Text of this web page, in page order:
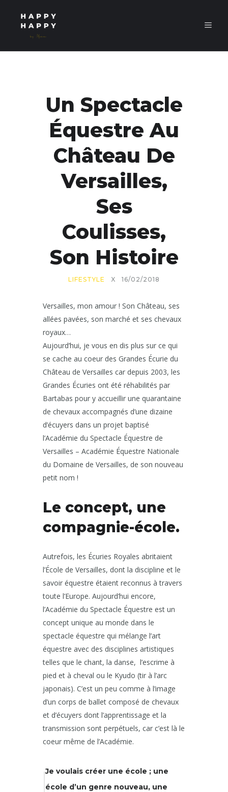
Un Spectacle
Équestre Au
Château De
Versailles,
Ses
Coulisses,
Son Histoire
LIFESTYLE X 16/02/2018
Versailles, mon amour ! Son Château, ses
allées pavées, son marché et ses chevaux
royaux…
Aujourd’hui, je vous en dis plus sur ce qui
se cache au coeur des Grandes Écurie du
Château de Versailles car depuis 2003, les
Grandes Écuries ont été réhabilités par
Bartabas pour y accueillir une quarantaine
de chevaux accompagnés d’une dizaine
d’écuyers dans un projet baptisé
l’Académie du Spectacle Équestre de
Versailles – Académie Équestre Nationale
du Domaine de Versailles, de son nouveau
petit nom !
Le concept, une
compagnie-école.
Autrefois, les Écuries Royales abritaient
l’École de Versailles, dont la discipline et le
savoir équestre étaient reconnus à travers
toute l’Europe. Aujourd’hui encore,
l’Académie du Spectacle Équestre est un
concept unique au monde dans le
spectacle équestre qui mélange l’art
équestre avec des disciplines artistiques
telles que le chant, la danse, l’escrime à
pied et à cheval ou le Kyudo (tir à l’arc
japonais). C’est un peu comme à l’image
d’un corps de ballet composé de chevaux
et d’écuyers dont l’apprentissage et la
transmission sont perpétuels, car c’est là le
coeur même de l’Académie.
Je voulais créer une école ; une
école d’un genre nouveau, une